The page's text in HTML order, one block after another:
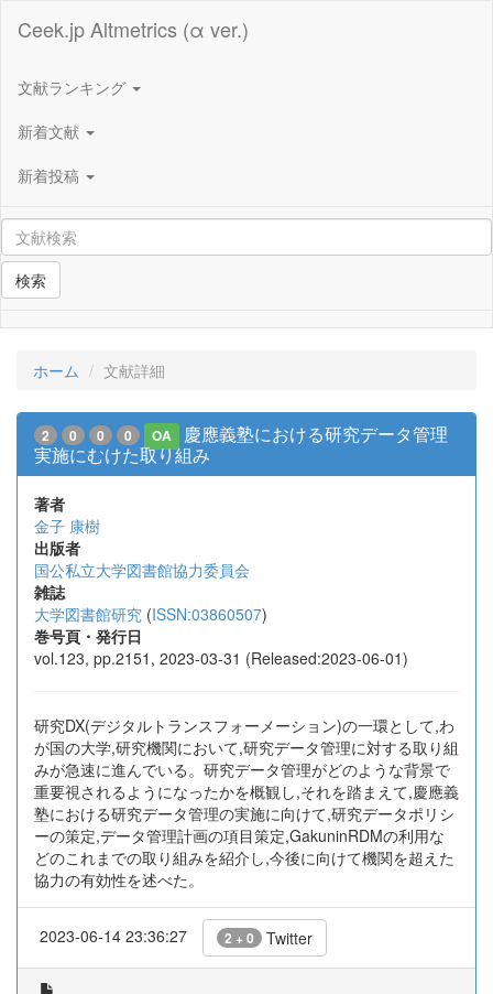
Ceek.jp Altmetrics (α ver.)
文献ランキング
新着文献
新着投稿
検索
ホーム 文献詳細
2 0 0 0 OA
慶應義塾における研究データ管理
実施にむけた取り組み
著者
金子 康樹
出版者
国公私立大学図書館協力委員会
雑誌
大学図書館研究 (ISSN:03860507)
巻号頁・発行日
vol.123, pp.2151, 2023-03-31 (Released:2023-06-01)
研究DX(デジタルトランスフォーメーション)の一環として,わ
が国の大学,研究機関において,研究データ管理に対する取り組
みが急速に進んでいる。研究データ管理がどのような背景で
重要視されるようになったかを概観し,それを踏まえて,慶應義
塾における研究データ管理の実施に向けて,研究データポリシ
ーの策定,データ管理計画の項目策定,GakuninRDMの利用な
どのこれまでの取り組みを紹介し,今後に向けて機関を超えた
協力の有効性を述べた。
2023-06-14 23:36:27 2 + 0 Twitter